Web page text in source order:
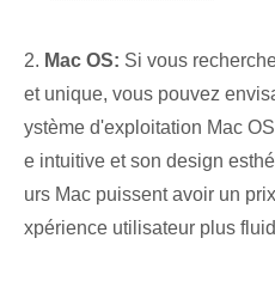
2. Mac OS: Si vous
et unique, vous pouvez
ystème d'exploitation Mac
e intuitive et son design
urs Mac puissent avoir un
xpérience utilisateur plus